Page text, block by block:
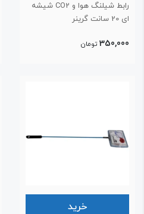
رابط شیلنگ هوا و CO2 شیشه
تومان
خرید